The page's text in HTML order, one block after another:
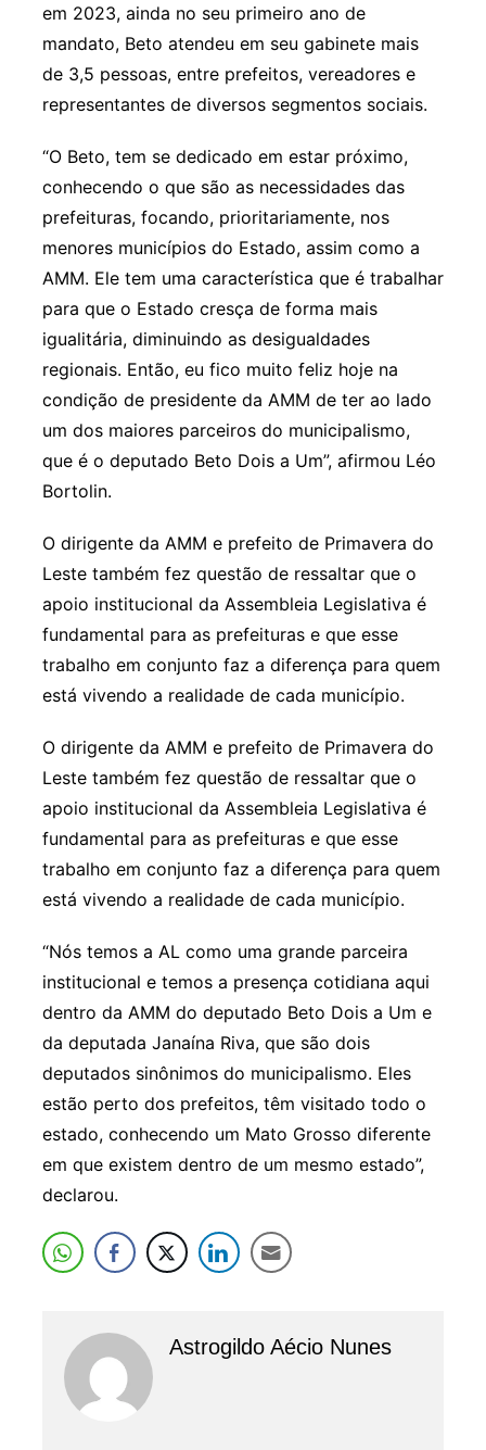
em 2023, ainda no seu primeiro ano de
mandato, Beto atendeu em seu gabinete mais
de 3,5 pessoas, entre prefeitos, vereadores e
representantes de diversos segmentos sociais.
“O Beto, tem se dedicado em estar próximo,
conhecendo o que são as necessidades das
prefeituras, focando, prioritariamente, nos
menores municípios do Estado, assim como a
AMM. Ele tem uma característica que é trabalhar
para que o Estado cresça de forma mais
igualitária, diminuindo as desigualdades
regionais. Então, eu fico muito feliz hoje na
condição de presidente da AMM de ter ao lado
um dos maiores parceiros do municipalismo,
que é o deputado Beto Dois a Um”, afirmou Léo
Bortolin.
O dirigente da AMM e prefeito de Primavera do
Leste também fez questão de ressaltar que o
apoio institucional da Assembleia Legislativa é
fundamental para as prefeituras e que esse
trabalho em conjunto faz a diferença para quem
está vivendo a realidade de cada município.
O dirigente da AMM e prefeito de Primavera do
Leste também fez questão de ressaltar que o
apoio institucional da Assembleia Legislativa é
fundamental para as prefeituras e que esse
trabalho em conjunto faz a diferença para quem
está vivendo a realidade de cada município.
“Nós temos a AL como uma grande parceira
institucional e temos a presença cotidiana aqui
dentro da AMM do deputado Beto Dois a Um e
da deputada Janaína Riva, que são dois
deputados sinônimos do municipalismo. Eles
estão perto dos prefeitos, têm visitado todo o
estado, conhecendo um Mato Grosso diferente
em que existem dentro de um mesmo estado”,
declarou.
Astrogildo Aécio Nunes